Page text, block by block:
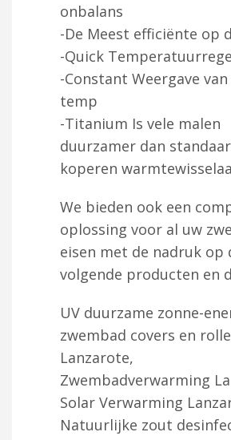
onbalans
-De Meest efficiënte op
-Quick
-Constant Weergave
temp
-Titanium Is vele malen
duurzamer dan
koperen
We bieden ook een
oplossing voor al uw
eisen met de nadruk op
volgende producten en
UV duurzame zonne-
zwembad covers en
Lanzarote,
Zwembadverwarming
Solar Verwarming
Natuurlijke zout